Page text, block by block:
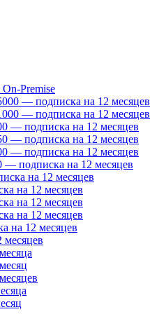
Premise
— подписка на 12 месяцев
— подписка на 12 месяцев
— подписка на 12 месяцев
— подписка на 12 месяцев
— подписка на 12 месяцев
— подписка на 12 месяцев
на 12 месяцев
на 12 месяцев
на 12 месяцев
на 12 месяцев
на 12 месяцев
месяцев